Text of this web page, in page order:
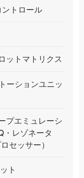
トロール
ットマトリクス
ーションユニッ
プエミュレーシ
・レゾネータ
セッサー）
ト